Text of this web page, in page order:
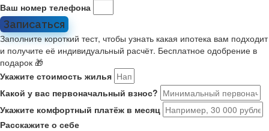
Ваш номер телефона
Записаться
Заполните короткий тест, чтобы узнать какая ипотека вам подходит
и получите её индивидуальный расчёт. Бесплатное одобрение в
подарок 🎁
Укажите стоимость жилья
Какой у вас первоначальный взнос?
Укажите комфортный платёж в месяц
Расскажите о себе